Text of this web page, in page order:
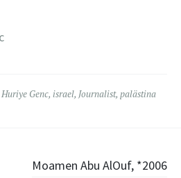
Huriye Genc, israel, Journalist, palästina
Moamen Abu AlOuf, *2006